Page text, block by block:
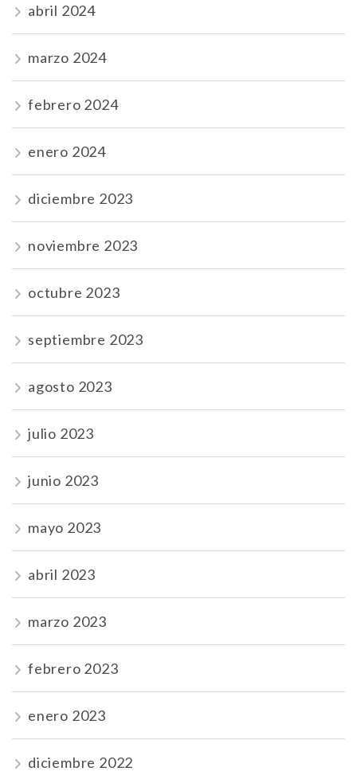
abril 2024
marzo 2024
febrero 2024
enero 2024
diciembre 2023
noviembre 2023
octubre 2023
septiembre 2023
agosto 2023
julio 2023
junio 2023
mayo 2023
abril 2023
marzo 2023
febrero 2023
enero 2023
diciembre 2022